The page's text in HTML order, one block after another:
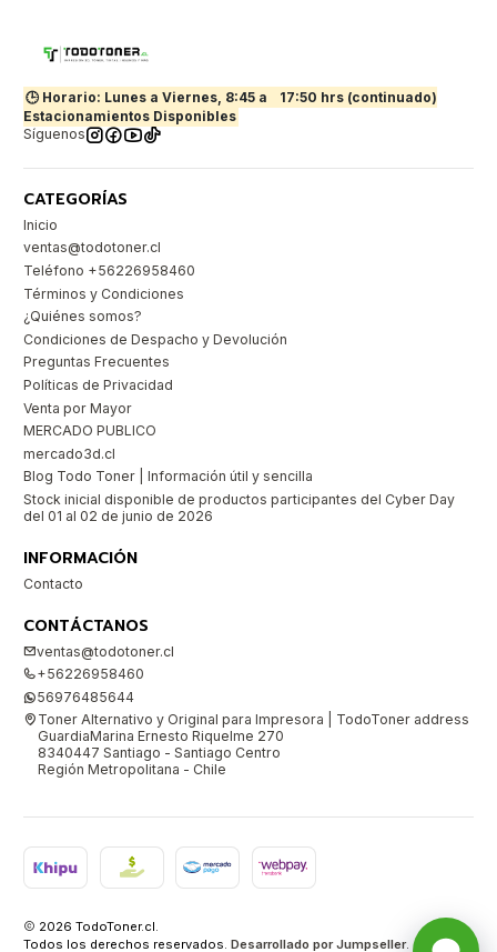
🕒 Horario: Lunes a Viernes, 8:45 a
17:50 hrs (continuado)
Estacionamientos Disponibles
Síguenos
CATEGORÍAS
Inicio
ventas@todotoner.cl
Teléfono +56226958460
Términos y Condiciones
¿Quiénes somos?
Condiciones de Despacho y Devolución
Preguntas Frecuentes
Políticas de Privacidad
Venta por Mayor
MERCADO PUBLICO
mercado3d.cl
Blog Todo Toner | Información útil y sencilla
Stock inicial disponible de productos participantes del Cyber Day
del 01 al 02 de junio de 2026
INFORMACIÓN
Contacto
CONTÁCTANOS
ventas@todotoner.cl
+56226958460
56976485644
Toner Alternativo y Original para Impresora | TodoToner address
GuardiaMarina Ernesto Riquelme 270
8340447 Santiago - Santiago Centro
Región Metropolitana - Chile
2026 TodoToner.cl.
Todos los derechos reservados. Desarrollado por Jumpseller.